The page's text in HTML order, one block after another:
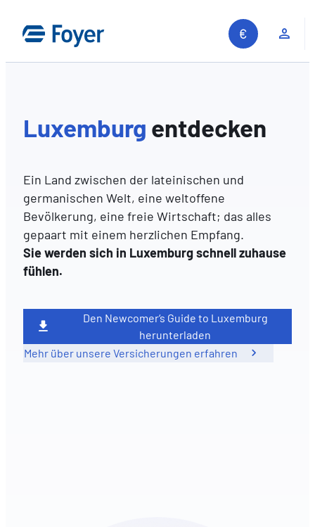
Inhalt
springen
Auf unserer Website suchen
DEFRENITESPT
Luxemburg entdecken
Ein Land zwischen der lateinischen und
germanischen Welt, eine weltoffene
Bevölkerung, eine freie Wirtschaft; das alles
gepaart mit einem herzlichen Empfang.
Sie werden sich in Luxemburg schnell zuhause
fühlen.
Den Newcomer‘s Guide to Luxemburg
herunterladen
Mehr über unsere Versicherungen erfahren